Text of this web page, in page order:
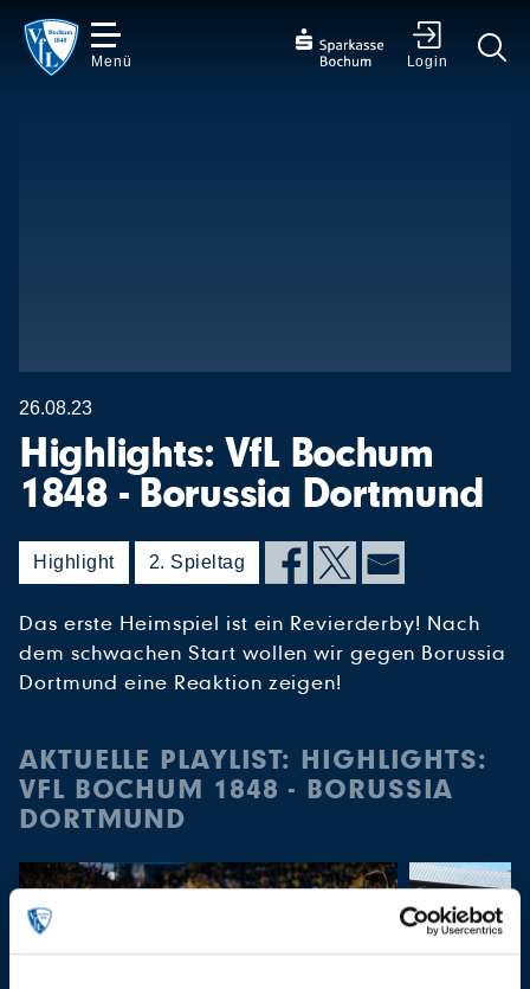
Menü Login
26.08.23
Highlights: VfL Bochum
1848 - Borussia Dortmund
Highlight 2. Spieltag
Das erste Heimspiel ist ein Revierderby! Nach
dem schwachen Start wollen wir gegen Borussia
Dortmund eine Reaktion zeigen!
AKTUELLE PLAYLIST: HIGHLIGHTS:
VFL BOCHUM 1848 - BORUSSIA
DORTMUND